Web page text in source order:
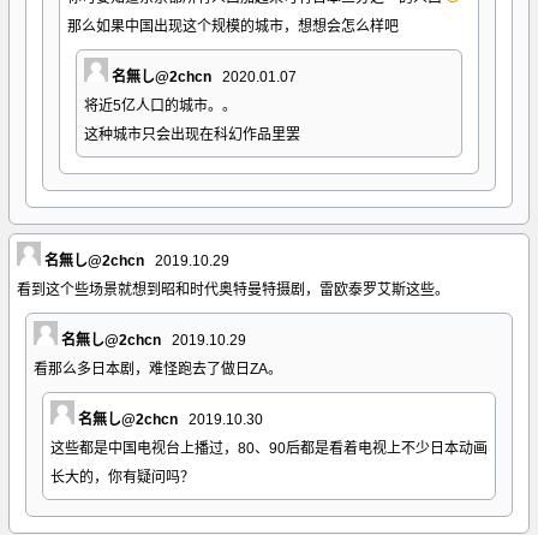
那么如果中国出现这个规模的城市，想想会怎么样吧
名無し@2chcn
2020.01.07
将近5亿人口的城市。。
这种城市只会出现在科幻作品里罢
名無し@2chcn
2019.10.29
看到这个些场景就想到昭和时代奥特曼特摄剧，雷欧泰罗艾斯这些。
名無し@2chcn
2019.10.29
看那么多日本剧，难怪跑去了做日ZA。
名無し@2chcn
2019.10.30
这些都是中国电视台上播过，80、90后都是看着电视上不少日本动画
长大的，你有疑问吗？